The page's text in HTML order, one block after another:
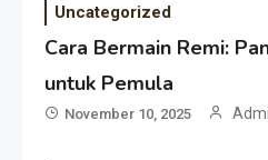
Uncategorized
Cara Bermain Remi:
untuk Pemula
November 10, 2025